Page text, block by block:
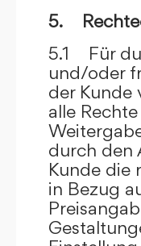
5.
5.1 Für
und/oder
der Kunde
alle
durch den
Kunde die
in Bezug